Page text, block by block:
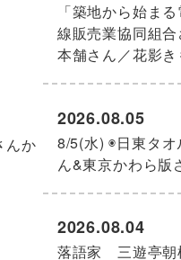
んか
「築地から始ま
線販売業協同組
本舗さん／花影
8/5(水) ◉日東タ
ん&東京かわら版
2026.08.05
落語家 三遊亭朝
2026.08.04